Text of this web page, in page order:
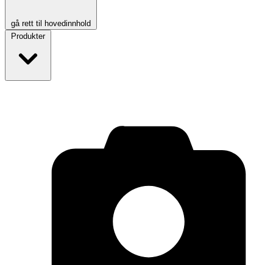
gå rett til hovedinnhold
Produkter